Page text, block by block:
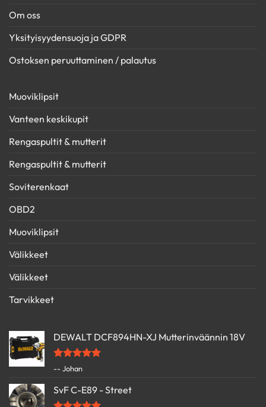
Om oss
Yksityisyydensuoja ja GDPR
Ostoksen peruuttaminen / palautus
Muoviklipsit
Vanteen keskikupit
Rengaspultit & mutterit
Rengaspultit & mutterit
Soviterenkaat
OBD2
Muoviklipsit
Välikkeet
Välikkeet
Tarvikkeet
DEWALT DCF894HN-XJ Mutterinväännin 18V
Arvostelu
/ 5
-- Johan
SvF C-E89 - Street